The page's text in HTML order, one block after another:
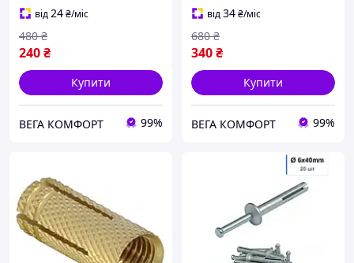
від24₴/міс
240₴
480 ₴
Купити
ВЕГА КОМФОРТ 99%
від34₴/міс
340₴
680 ₴
Купити
ВЕГА КОМФОРТ 99%